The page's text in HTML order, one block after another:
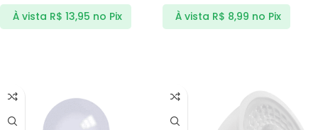
À vista R$ 13,95 no Pix À vista R$ 8,99 no Pix